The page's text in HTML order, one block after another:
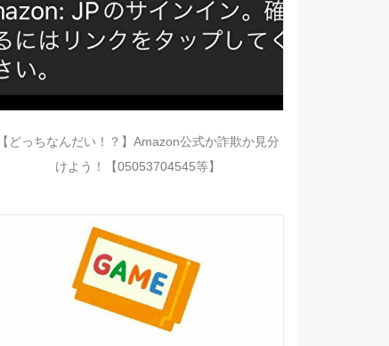
【どっちなんだい！？】Amazon公式か詐欺か見分
けよう！【05053704545等】